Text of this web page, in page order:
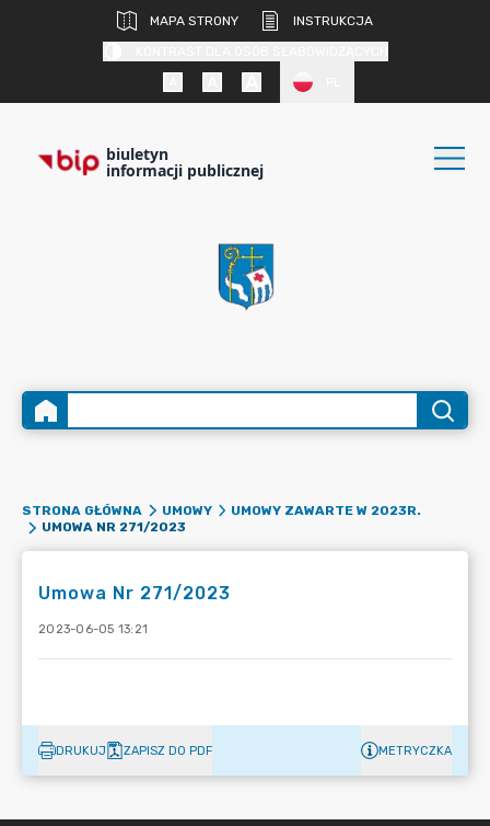
MAPA STRONY
INSTRUKCJA
biuletyn
informacji publicznej
STRONA GŁÓWNA UMOWY
UMOWY ZAWARTE W 2023R.
UMOWA NR 271/2023
Umowa Nr 271/2023
2023-06-05 13:21
DRUKUJ ZAPISZ DO PDF METRYCZKA